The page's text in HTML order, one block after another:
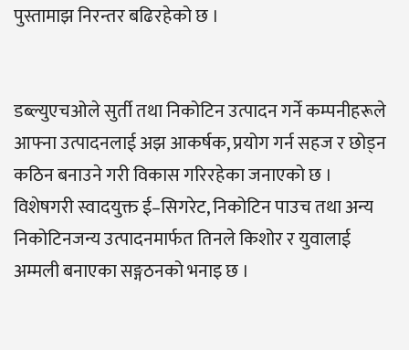
पुस्तामाझ निरन्तर बढिरहेको छ ।
डब्ल्युएचओले सुर्ती तथा निकोटिन उत्पादन गर्ने कम्पनीहरूले
आफ्ना उत्पादनलाई अझ आकर्षक, प्रयोग गर्न सहज र छोड्न
कठिन बनाउने गरी विकास गरिरहेका जनाएको छ ।
विशेषगरी स्वादयुक्त ई–सिगरेट, निकोटिन पाउच तथा अन्य
निकोटिनजन्य उत्पादनमार्फत तिनले किशोर र युवालाई
अम्मली बनाएका सङ्गठनको भनाइ छ ।